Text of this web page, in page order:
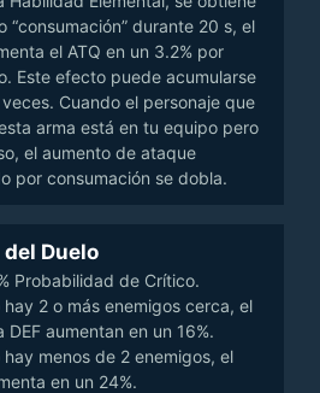
“consumación” durante 20 s, el
el ATQ en un 3.2% por
Este efecto puede acumularse
Cuando el personaje que
arma está en tu equipo pero
el aumento de ataque
por consumación se dobla.
del Duelo
Probabilidad de Crítico.
hay 2 o más enemigos cerca, el
DEF aumentan en un 16%.
hay menos de 2 enemigos, el
en un 24%.